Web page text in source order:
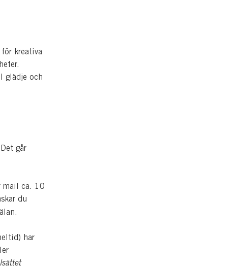
kreativa
glädje och
går
mail ca. 10
du
har